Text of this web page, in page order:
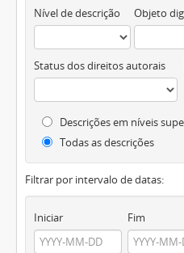
Nível de descrição
Status dos direitos autorais
Descrições em níveis
Todas as descrições
Filtrar por intervalo de datas:
Iniciar Fim